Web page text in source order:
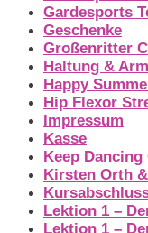
Gardesports
Geschenke
Großenritter
Haltung &
Happy
Hip Flexor
Impressum
Kasse
Keep
Kirsten Orth
Lektion 1 –
Lektion 1 –